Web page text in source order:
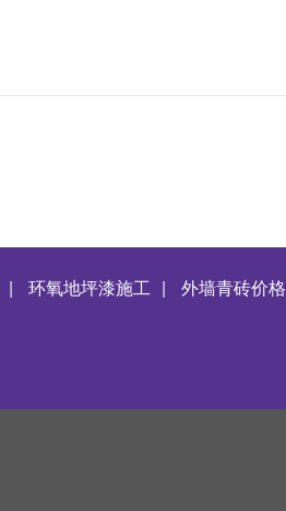
| 环氧地坪漆施工 | 外墙青砖价格